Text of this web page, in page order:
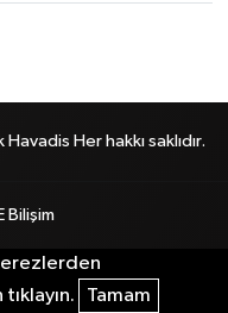
Her hakkı saklıdır.
Bilişim
Tamam